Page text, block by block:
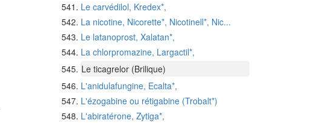
Le carvédilol, Kredex*,
La nicotine, Nicorette*, Nicotinell*, Nic...
Le latanoprost, Xalatan*,
La chlorpromazine, Largactil*,
Le ticagrelor (Brilique)
L'anidulafungine, Ecalta*,
L'ézogabine ou rétigabine (Trobalt*)
L'abiratérone, Zytiga*,